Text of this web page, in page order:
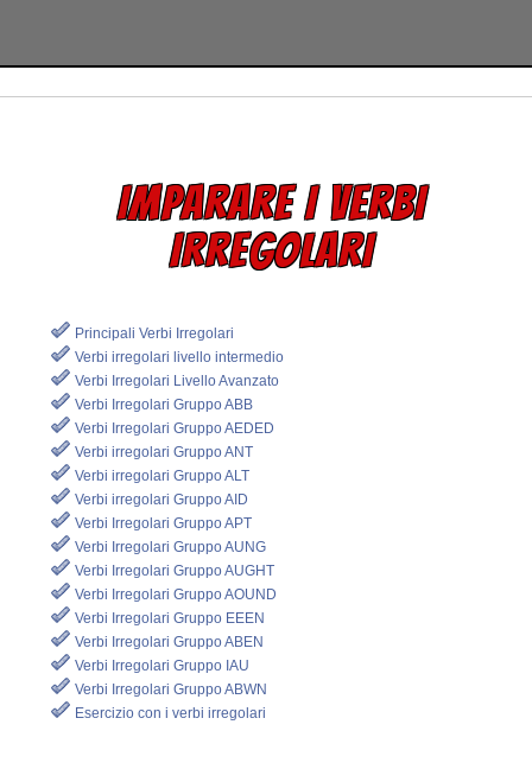
IMPARARE I VERBI
IRREGOLARI
Principali Verbi Irregolari
Verbi irregolari livello intermedio
Verbi Irregolari Livello Avanzato
Verbi Irregolari Gruppo ABB
Verbi Irregolari Gruppo AEDED
Verbi irregolari Gruppo ANT
Verbi irregolari Gruppo ALT
Verbi irregolari Gruppo AID
Verbi Irregolari Gruppo APT
Verbi Irregolari Gruppo AUNG
Verbi Irregolari Gruppo AUGHT
Verbi Irregolari Gruppo AOUND
Verbi Irregolari Gruppo EEEN
Verbi Irregolari Gruppo ABEN
Verbi Irregolari Gruppo IAU
Verbi Irregolari Gruppo ABWN
Esercizio con i verbi irregolari